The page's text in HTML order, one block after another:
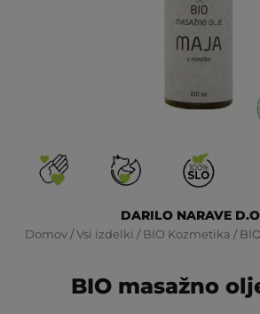
DARILO NARAVE
Domov/Vsi izdelki /BIO Kozmetika /
BIO masažno